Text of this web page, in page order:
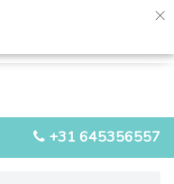
×
+31 645356557